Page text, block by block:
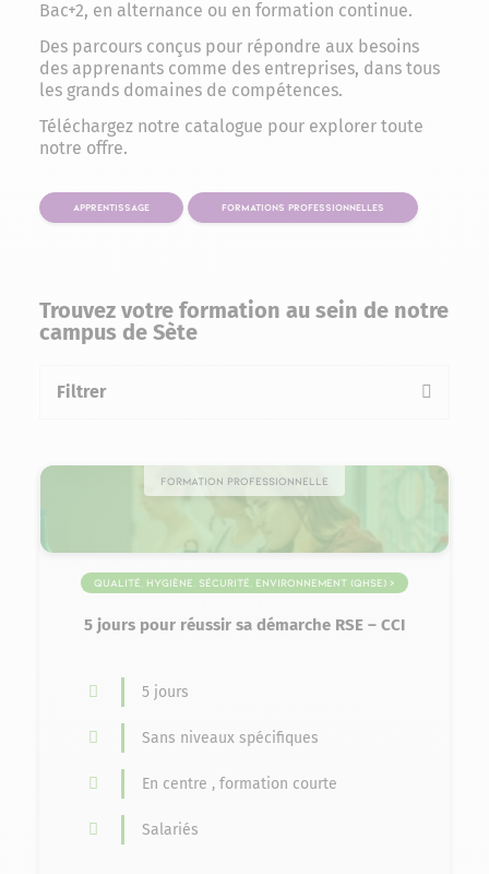
Bac+2, en alternance ou en formation continue.
Des parcours conçus pour répondre aux besoins
des apprenants comme des entreprises, dans tous
les grands domaines de compétences.
Téléchargez notre catalogue pour explorer toute
notre offre.
APPRENTISSAGE FORMATIONS PROFESSIONNELLES
Trouvez votre formation au sein de notre
campus de Sète
Filtrer
Formation professionnelle
Qualité, Hygiène, Sécurité, Environnement (QHSE) >
5 jours pour réussir sa démarche RSE – CCI
5 jours
Sans niveaux spécifiques
En centre , formation courte
Salariés